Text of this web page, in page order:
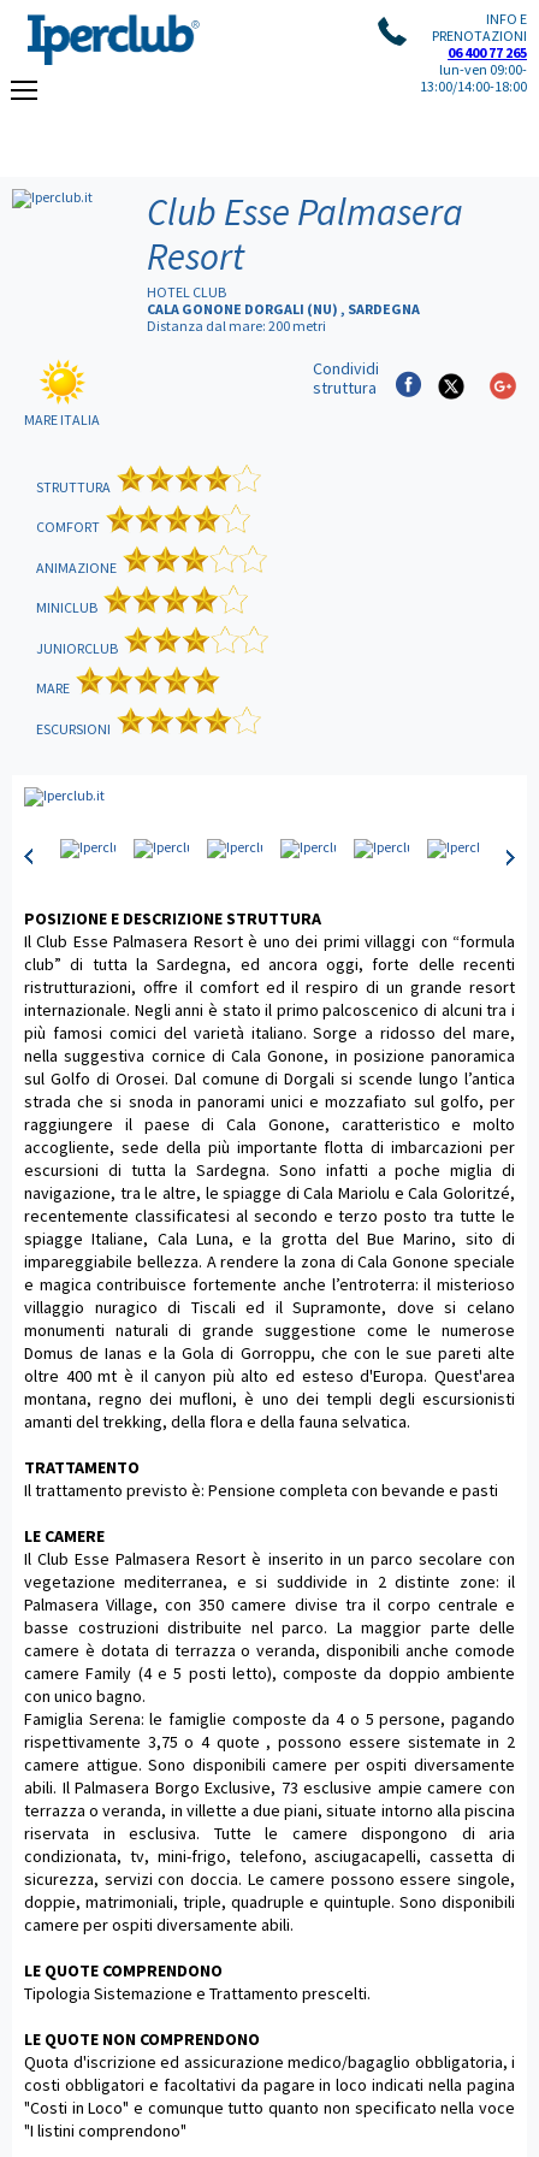
INFO E
PRENOTAZIONI
06 400 77 265
lun-ven 09:00-
13:00/14:00-18:00
Club Esse Palmasera
Resort
HOTEL CLUB
CALA GONONE DORGALI (NU) , SARDEGNA
Distanza dal mare: 200 metri
MARE ITALIA
Condividi
struttura
STRUTTURA
COMFORT
ANIMAZIONE
MINICLUB
JUNIORCLUB
MARE
ESCURSIONI
POSIZIONE E DESCRIZIONE STRUTTURA
Il Club Esse Palmasera Resort è uno dei primi villaggi con “formula
club” di tutta la Sardegna, ed ancora oggi, forte delle recenti
ristrutturazioni, offre il comfort ed il respiro di un grande resort
internazionale. Negli anni è stato il primo palcoscenico di alcuni tra i
più famosi comici del varietà italiano. Sorge a ridosso del mare,
nella suggestiva cornice di Cala Gonone, in posizione panoramica
sul Golfo di Orosei. Dal comune di Dorgali si scende lungo l’antica
strada che si snoda in panorami unici e mozzafiato sul golfo, per
raggiungere il paese di Cala Gonone, caratteristico e molto
accogliente, sede della più importante flotta di imbarcazioni per
escursioni di tutta la Sardegna. Sono infatti a poche miglia di
navigazione, tra le altre, le spiagge di Cala Mariolu e Cala Goloritzé,
recentemente classificatesi al secondo e terzo posto tra tutte le
spiagge Italiane, Cala Luna, e la grotta del Bue Marino, sito di
impareggiabile bellezza. A rendere la zona di Cala Gonone speciale
e magica contribuisce fortemente anche l’entroterra: il misterioso
villaggio nuragico di Tiscali ed il Supramonte, dove si celano
monumenti naturali di grande suggestione come le numerose
Domus de Ianas e la Gola di Gorroppu, che con le sue pareti alte
oltre 400 mt è il canyon più alto ed esteso d'Europa. Quest'area
montana, regno dei mufloni, è uno dei templi degli escursionisti
amanti del trekking, della flora e della fauna selvatica.
TRATTAMENTO
Il trattamento previsto è: Pensione completa con bevande e pasti
LE CAMERE
Il Club Esse Palmasera Resort è inserito in un parco secolare con
vegetazione mediterranea, e si suddivide in 2 distinte zone: il
Palmasera Village, con 350 camere divise tra il corpo centrale e
basse costruzioni distribuite nel parco. La maggior parte delle
camere è dotata di terrazza o veranda, disponibili anche comode
camere Family (4 e 5 posti letto), composte da doppio ambiente
con unico bagno.
Famiglia Serena: le famiglie composte da 4 o 5 persone, pagando
rispettivamente 3,75 o 4 quote , possono essere sistemate in 2
camere attigue. Sono disponibili camere per ospiti diversamente
abili. Il Palmasera Borgo Exclusive, 73 esclusive ampie camere con
terrazza o veranda, in villette a due piani, situate intorno alla piscina
riservata in esclusiva. Tutte le camere dispongono di aria
condizionata, tv, mini-frigo, telefono, asciugacapelli, cassetta di
sicurezza, servizi con doccia. Le camere possono essere singole,
doppie, matrimoniali, triple, quadruple e quintuple. Sono disponibili
camere per ospiti diversamente abili.
LE QUOTE COMPRENDONO
Tipologia Sistemazione e Trattamento prescelti.
LE QUOTE NON COMPRENDONO
Quota d'iscrizione ed assicurazione medico/bagaglio obbligatoria, i
costi obbligatori e facoltativi da pagare in loco indicati nella pagina
"Costi in Loco" e comunque tutto quanto non specificato nella voce
"I listini comprendono"